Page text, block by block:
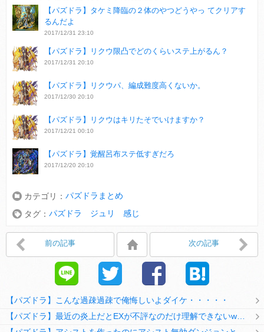
【パズドラ】タケミ降臨の２体のやつどうやっ てクリアす
るんだよ
2017/12/31 23:10
【パズドラ】リクウ限凸でどのくらいステ上がるん？
2017/12/31 20:10
【パズドラ】リクウパ、編成難度高くないか。
2017/12/30 20:10
【パズドラ】リクウはキリたそでいけますか？
2017/12/21 00:10
【パズドラ】覚醒呂布ステ低すぎだろ
2017/12/20 20:10
カテゴリ： パズドラまとめ
タグ： パズドラ ジュリ 感じ
前の記事 次の記事
【パズドラ】こんな過疎過疎で俺悔しいよダイケ・・・・・